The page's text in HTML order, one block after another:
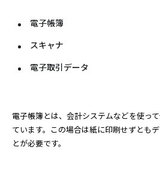
電子帳簿
スキャナ
電子取引データ
電子帳簿とは、会計システムなどを使っ
ています。この場合は紙に印刷せずとも
とが必要です。